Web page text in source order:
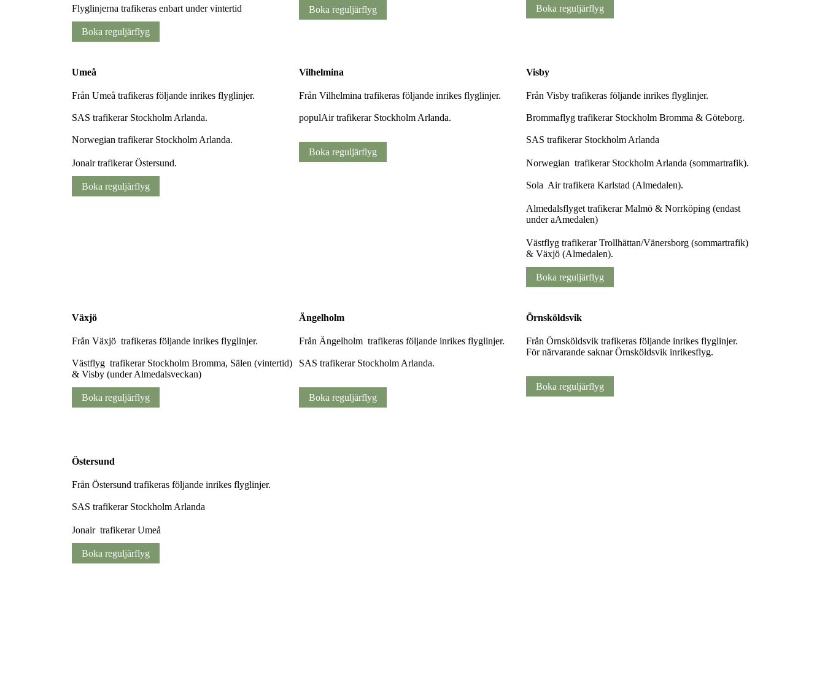
Flyglinjerna trafikeras enbart under vintertid
Boka reguljärflyg
Boka reguljärflyg Boka reguljärflyg
Umeå
Från Umeå trafikeras följande inrikes flyglinjer.
SAS trafikerar Stockholm Arlanda.
Norwegian trafikerar Stockholm Arlanda.
Jonair trafikerar Östersund.
Boka reguljärflyg
Vilhelmina
Från Vilhelmina trafikeras följande inrikes flyglinjer.
populAir trafikerar Stockholm Arlanda.
Boka reguljärflyg
Visby
Från Visby trafikeras följande inrikes flyglinjer.
Brommaflyg trafikerar Stockholm Bromma & Göteborg.
SAS trafikerar Stockholm Arlanda
Norwegian trafikerar Stockholm Arlanda (sommartrafik).
Sola Air trafikera Karlstad (Almedalen).
Almedalsflyget trafikerar Malmö & Norrköping (endast
under aAmedalen)
Västflyg trafikerar Trollhättan/Vänersborg (sommartrafik)
& Växjö (Almedalen).
Boka reguljärflyg
Växjö
Från Växjö trafikeras följande inrikes flyglinjer.
Västflyg trafikerar Stockholm Bromma, Sälen (vintertid)
& Visby (under Almedalsveckan)
Boka reguljärflyg
Ängelholm
Från Ängelholm trafikeras följande inrikes flyglinjer.
SAS trafikerar Stockholm Arlanda.
Boka reguljärflyg
Örnsköldsvik
Från Örnsköldsvik trafikeras följande inrikes flyglinjer.
För närvarande saknar Örnsköldsvik inrikesflyg.
Boka reguljärflyg
Östersund
Från Östersund trafikeras följande inrikes flyglinjer.
SAS trafikerar Stockholm Arlanda
Jonair trafikerar Umeå
Boka reguljärflyg